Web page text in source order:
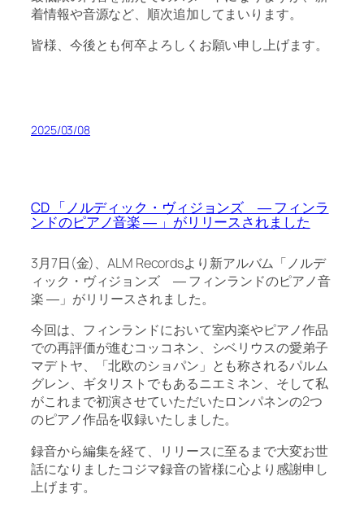
着情報や音源など、順次追加してまいります。
皆様、今後とも何卒よろしくお願い申し上げます。
2025/03/08
CD 「ノルディック・ヴィジョンズ ― フィンラ
ンドのピアノ音楽 ― 」がリリースされました
3月7日(金)、ALM Recordsより新アルバム「ノルデ
ィック・ヴィジョンズ ― フィンランドのピアノ音
楽 ―」がリリースされました。
今回は、フィンランドにおいて室内楽やピアノ作品
での再評価が進むコッコネン、シベリウスの愛弟子
マデトヤ、「北欧のショパン」とも称されるパルム
グレン、ギタリストでもあるニエミネン、そして私
がこれまで初演させていただいたロンパネンの2つ
のピアノ作品を収録いたしました。
録音から編集を経て、リリースに至るまで大変お世
話になりましたコジマ録音の皆様に心より感謝申し
上げます。